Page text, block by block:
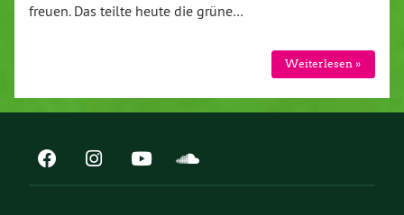
freuen. Das teilte heute die grüne…
Weiterlesen »